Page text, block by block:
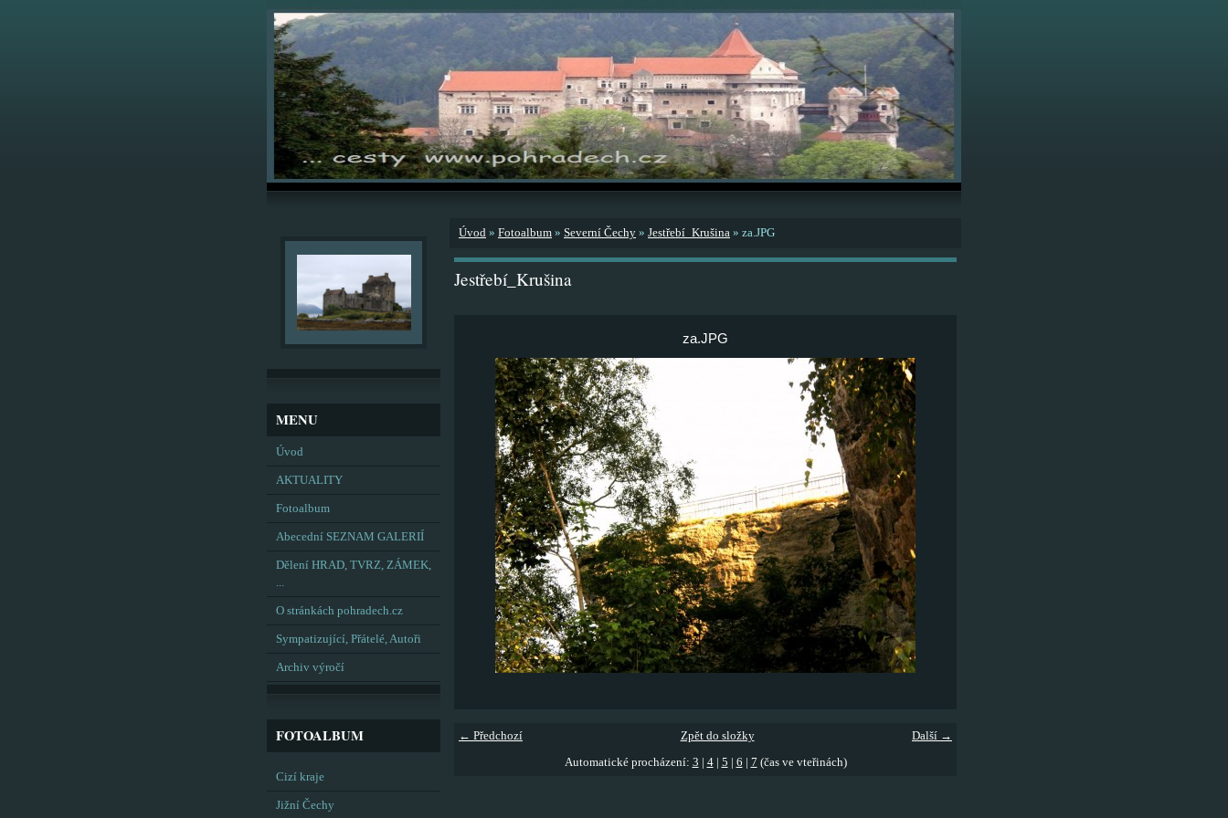
MENU
Úvod
AKTUALITY
Fotoalbum
Abecední SEZNAM GALERIÍ
Dělení HRAD, TVRZ, ZÁMEK,
...
O stránkách pohradech.cz
Sympatizující, Přátelé, Autoři
Archiv výročí
FOTOALBUM
Cizí kraje
Jižní Čechy
Úvod » Fotoalbum » Severní Čechy » Jestřebí_Krušina » za.JPG
Jestřebí_Krušina
za.JPG
← Předchozí Další →
Zpět do složky
Automatické procházení: 3 4| 5 6 7 (čas ve vteřinách)